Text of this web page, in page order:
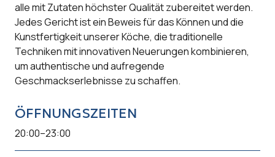
alle mit Zutaten höchster Qualität zubereitet werden.
Jedes Gericht ist ein Beweis für das Können und die
Kunstfertigkeit unserer Köche, die traditionelle
Techniken mit innovativen Neuerungen kombinieren,
um authentische und aufregende
Geschmackserlebnisse zu schaffen.
ÖFFNUNGSZEITEN
20:00–23:00